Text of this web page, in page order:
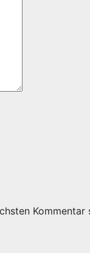
Kommentar